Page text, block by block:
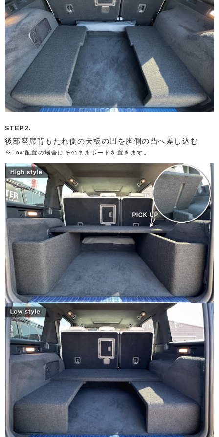
STEP2.
後部座席背もたれ側の天板の凹を脚側の凸へ差し込む
※Low配置の場合はそのままボードを置きます。